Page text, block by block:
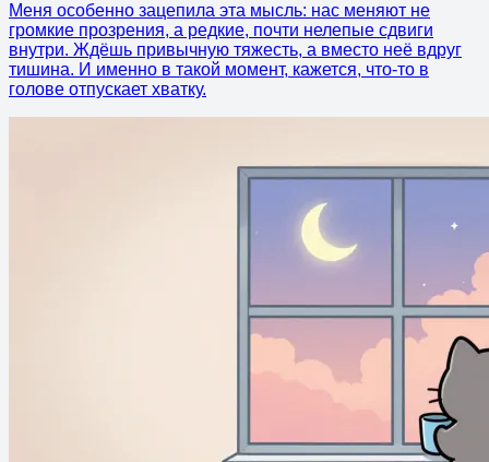
Меня особенно зацепила эта мысль: нас меняют не
громкие прозрения, а редкие, почти нелепые сдвиги
внутри. Ждёшь привычную тяжесть, а вместо неё вдруг
тишина. И именно в такой момент, кажется, что-то в
голове отпускает хватку.